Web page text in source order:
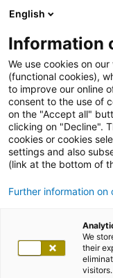
English
Information
We use cookies on
(functional cookies),
to improve our online
consent to the use of
on the "Accept all"
clicking on "Decline".
cookies or cookies
settings and also
(link at the bottom of
Further information
We
their
visitors.